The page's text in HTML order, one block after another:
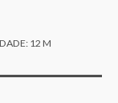
12 M